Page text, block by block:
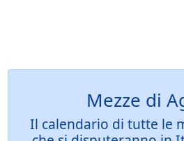
Mezze di
Il calendario di tutte le